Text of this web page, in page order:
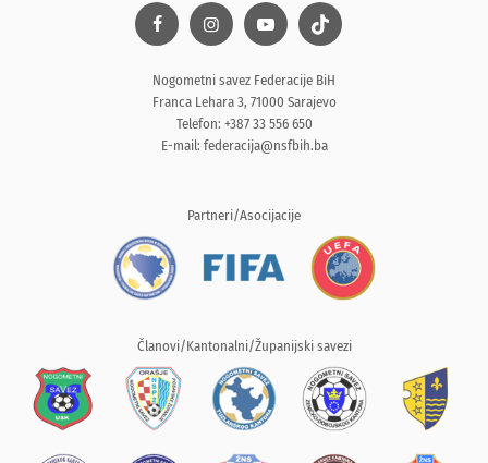
Nogometni savez Federacije BiH
Franca Lehara 3, 71000 Sarajevo
Telefon: +387 33 556 650
E-mail: federacija@nsfbih.ba
Partneri/Asocijacije
Članovi/Kantonalni/Županijski savezi